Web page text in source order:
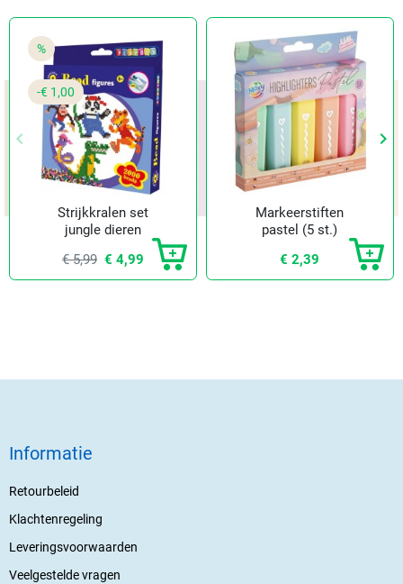
Vorige
keyboard_arrow_left keyboard_arrow_right
%
-€ 1,00
Strijkkralen set
jungle dieren
€ 5,99 € 4,99
Markeerstiften
pastel (5 st.)
€ 2,39
Informatie
Retourbeleid
Klachtenregeling
Leveringsvoorwaarden
Veelgestelde vragen